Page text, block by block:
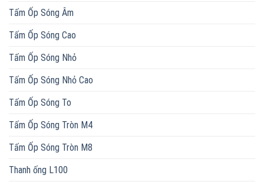
Tấm Ốp Sóng Âm
Tấm Ốp Sóng Cao
Tấm Ốp Sóng Nhỏ
Tấm Ốp Sóng Nhỏ Cao
Tấm Ốp Sóng To
Tấm Ốp Sóng Tròn M4
Tấm Ốp Sóng Tròn M8
Thanh ống L100